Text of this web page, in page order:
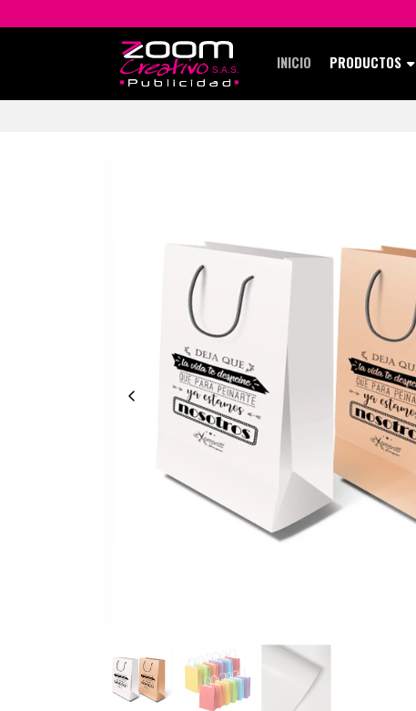
INICIO PRODUCTOS